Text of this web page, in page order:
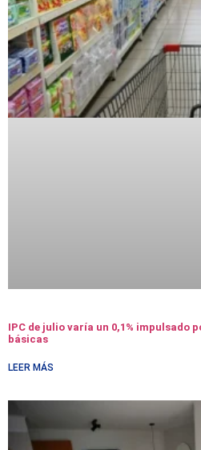
IPC de julio varía un 0,1% impulsado
básicas
LEER MÁS